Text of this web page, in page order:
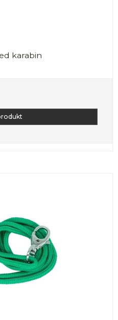
karabin